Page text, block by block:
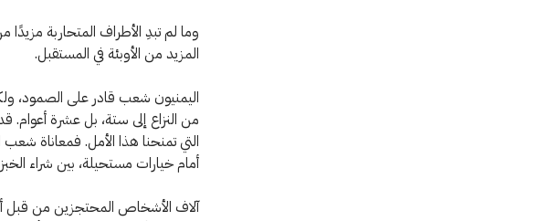
وما لم تبدِ الأطراف المتحاربة
المزيد من الأوبئة في المستقبل.
اليمنيون شعب قادر على الصمود،
من النزاع إلى ستة، بل عشرة أعوام.
التي تمنحنا هذا الأمل. فمعاناة
أمام خيارات مستحيلة، بين شراء الخبز
آلاف الأشخاص المحتجزين من قبل